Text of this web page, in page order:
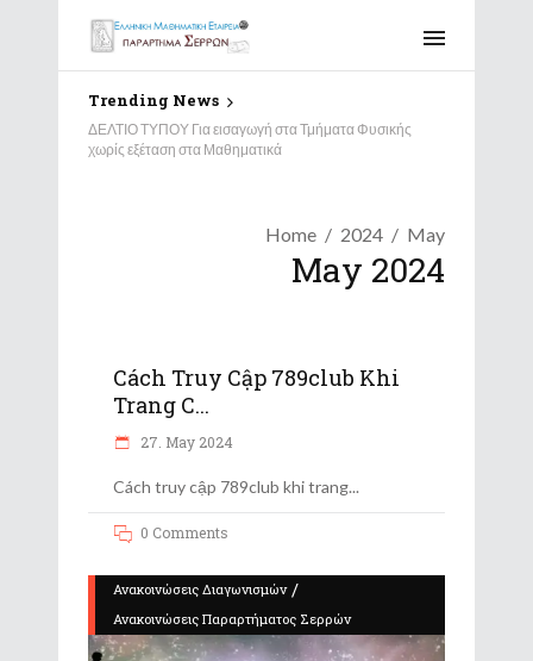
Trending News
ΔΕΛΤΙΟ ΤΥΠΟΥ Για εισαγωγή στα Τμήματα Φυσικής
χωρίς εξέταση στα Μαθηματικά
Home 2024 May
May 2024
Cách Truy Cập 789club Khi
Trang C...
27. May 2024
Cách truy cập 789club khi trang
0 Comments
Ανακοινώσεις Διαγωνισμών/
Ανακοινώσεις Παραρτήματος Σερρών